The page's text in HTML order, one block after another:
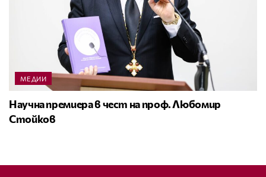
МЕДИИ
Научна премиера в чест на проф. Любомир
Стойков